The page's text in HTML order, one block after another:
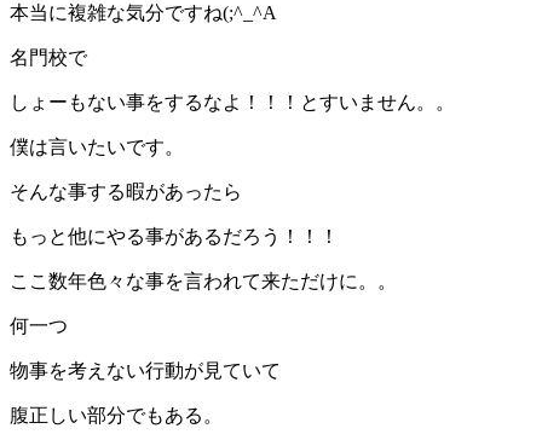
本当に複雑な気分ですね(;^_^A
名門校で
しょーもない事をするなよ！！！とすいません。。
僕は言いたいです。
そんな事する暇があったら
もっと他にやる事があるだろう！！！
ここ数年色々な事を言われて来ただけに。。
何一つ
物事を考えない行動が見ていて
腹正しい部分でもある。